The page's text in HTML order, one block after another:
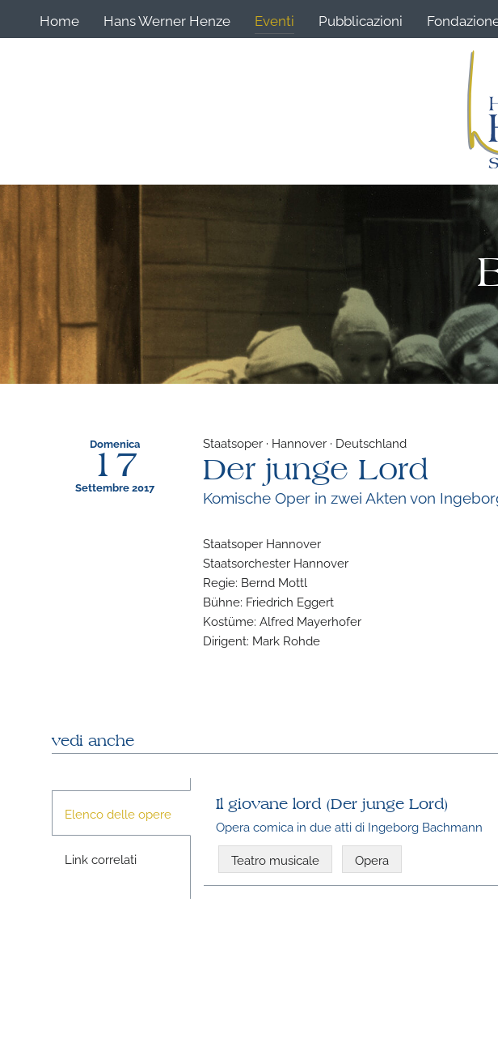
Home Hans Werner Henze Eventi Pubblicazioni
Domenica
17
Settembre 2017
Staatsoper · Hannover · Deutschland
Der junge Lord
Komische Oper in zwei Akten von
Staatsoper Hannover
Staatsorchester Hannover
Regie: Bernd Mottl
Bühne: Friedrich Eggert
Kostüme: Alfred Mayerhofer
Dirigent: Mark Rohde
vedi anche
Elenco delle opere
Link correlati
Il giovane lord (Der junge Lord)
Opera comica in due atti di Ingeborg Bachmann
Teatro musicale Opera